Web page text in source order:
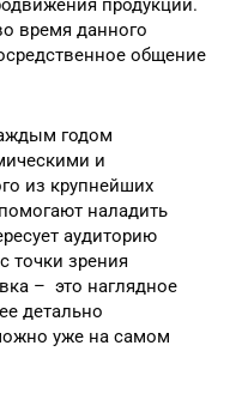
продукции.
время данного
общение
годом
и
из крупнейших
наладить
аудиторию
точки зрения
– это наглядное
детально
уже на самом